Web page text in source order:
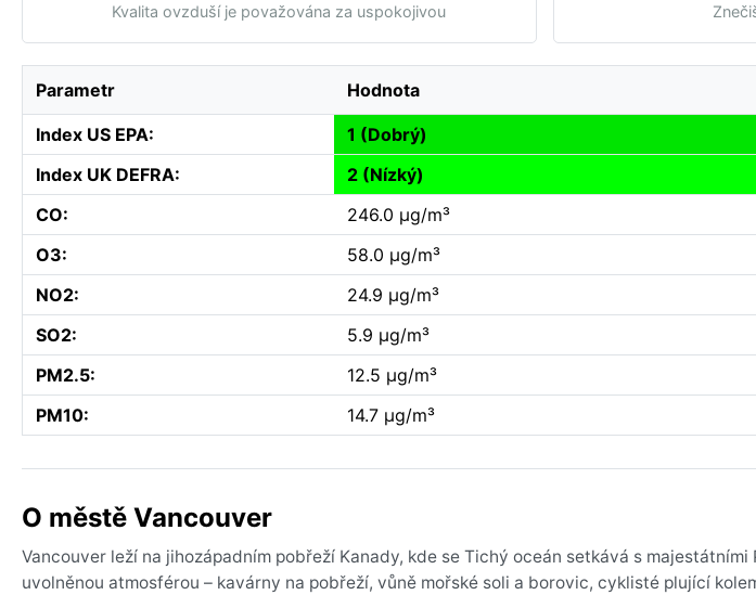
Kvalita ovzduší je považována za uspokojivou
Parametr Hodnota
Index US EPA:
1 (Dobrý)
Index UK DEFRA:
2 (Nízký)
CO:
246.0 µg/m³
O3:
58.0 µg/m³
NO2:
24.9 µg/m³
SO2:
5.9 µg/m³
PM2.5:
12.5 µg/m³
PM10:
14.7 µg/m³
O městě Vancouver
Vancouver leží na jihozápadním pobřeží Kanady, kde se Tichý oceán setkává s
uvolněnou atmosférou – kavárny na pobřeží, vůně mořské soli a borovic, cyklisté plující